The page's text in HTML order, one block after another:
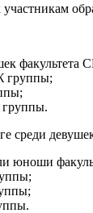
группы;
среди
юноши